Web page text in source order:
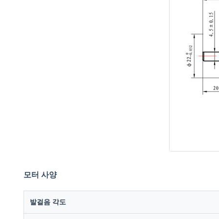
모터 사양
발걸음 각도